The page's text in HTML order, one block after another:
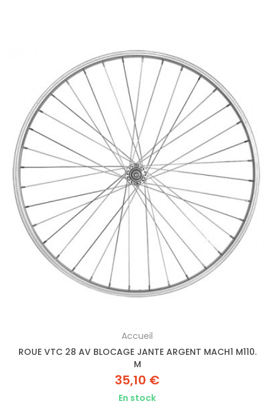
Accueil
ROUE VTC 28 AV BLOCAGE JANTE ARGENT MACH1 M110.
M
35,10 €
En stock